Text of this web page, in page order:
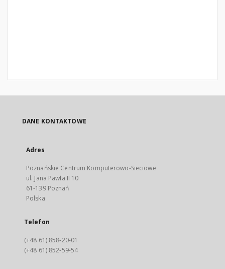
DANE KONTAKTOWE
Adres
Poznańskie Centrum Komputerowo-Sieciowe
ul. Jana Pawła II 10
61-139 Poznań
Polska
Telefon
(+48 61) 858-20-01
(+48 61) 852-59-54